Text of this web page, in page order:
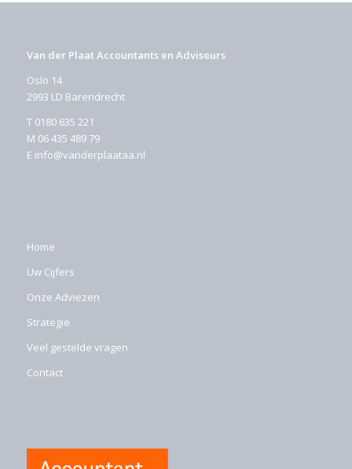
Van der Plaat Accountants en Adviseurs
Oslo 14
2993 LD Barendrecht
T 0180 635 221
M 06 435 489 79
E info@vanderplaataa.nl
Home
Uw Cijfers
Onze Adviezen
Strategie
Veel gestelde vragen
Contact